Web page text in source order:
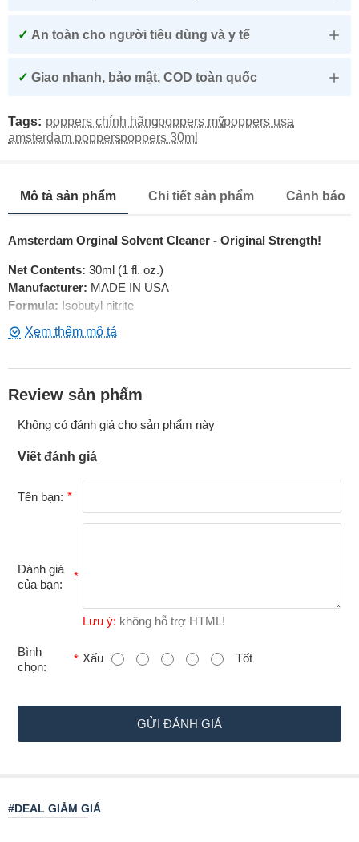
✓ An toàn cho người tiêu dùng và y tế
✓ Giao nhanh, bảo mật, COD toàn quốc
Tags: poppers chính hãng,poppers mỹ
,poppers usa,
amsterdam poppers
,poppers 30ml
Mô tả sản phẩm Chi tiết sản phẩm Cảnh báo
Amsterdam Orginal Solvent Cleaner - Original Strength!
Net Contents: 30ml (1 fl. oz.)
Manufacturer: MADE IN USA
Formula: Isobutyl nitrite
Chúng tôi chỉ bán các FORMULA ORIGINAL AMSTERDAM!
Review sản phẩm
Không có đánh giá cho sản phẩm này
Viết đánh giá
Tên bạn:
Đánh giá
của bạn:
Lưu ý: không hỗ trợ HTML!
B
ì
n
Bình
chọn:
Xấu Tốt
GỬI ĐÁNH GIÁ
#DEAL GIẢM GIÁ